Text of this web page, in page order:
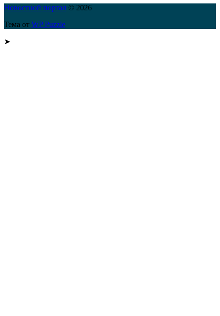
Новостной портал © 2026
Тема от WP Puzzle
➤